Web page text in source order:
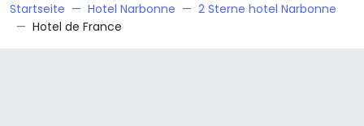
Startseite Hotel Narbonne
2 Sterne hotel Narbonne
Hotel de France